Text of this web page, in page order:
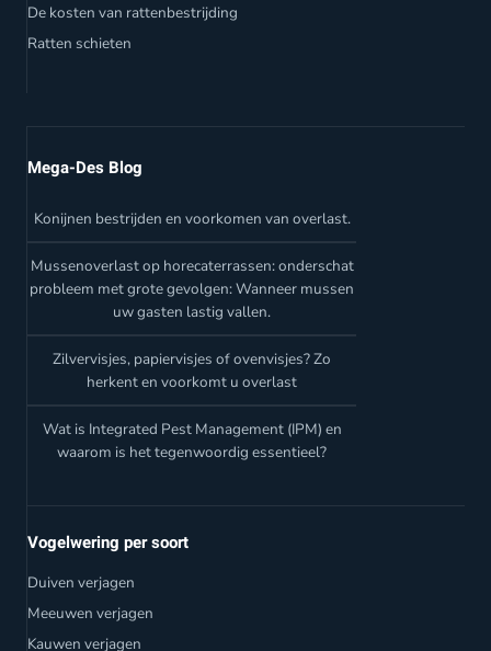
De kosten van rattenbestrijding
Ratten schieten
Mega-Des Blog
Konijnen bestrijden en voorkomen van overlast.
Mussenoverlast op horecaterrassen: onderschat
probleem met grote gevolgen: Wanneer mussen
uw gasten lastig vallen.
Zilvervisjes, papiervisjes of ovenvisjes? Zo
herkent en voorkomt u overlast
Wat is Integrated Pest Management (IPM) en
waarom is het tegenwoordig essentieel?
Vogelwering per soort
Duiven verjagen
Meeuwen verjagen
Kauwen verjagen